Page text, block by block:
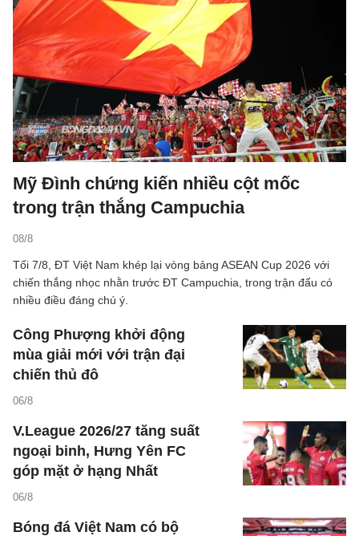
Mỹ Đình chứng kiến nhiều cột mốc
trong trận thắng Campuchia
08/8
Tối 7/8, ĐT Việt Nam khép lại vòng bảng ASEAN Cup 2026 với
chiến thắng nhọc nhằn trước ĐT Campuchia, trong trận đấu có
nhiều điều đáng chú ý.
Công Phượng khởi động
mùa giải mới với trận đại
chiến thủ đô
06/8
V.League 2026/27 tăng suất
ngoại binh, Hưng Yên FC
góp mặt ở hạng Nhất
06/8
Bóng đá Việt Nam có bộ